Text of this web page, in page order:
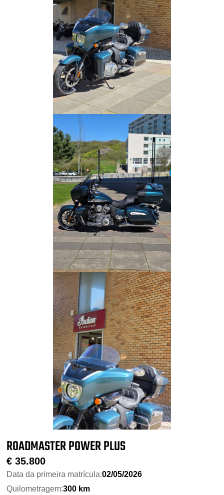
ROADMASTER POWER PLUS
€35.800
Data da primeira matrícula:02/05/2026
Quilometragem:300 km